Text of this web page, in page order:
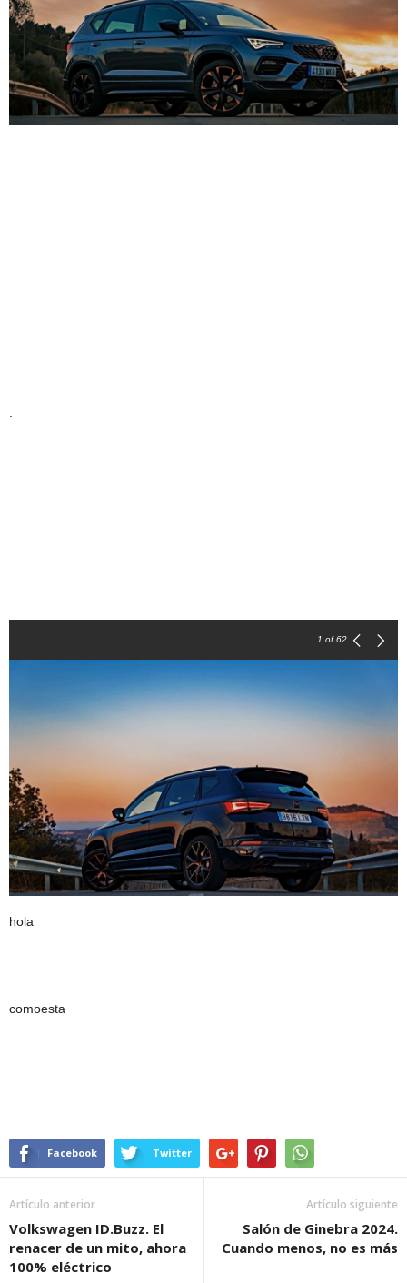
1 of 62
hola
comoesta
Facebook Twitter
Artículo anterior
Volkswagen ID.Buzz. El
renacer de un mito, ahora
100% eléctrico
Artículo siguiente
Salón de Ginebra 2024.
Cuando menos, no es más